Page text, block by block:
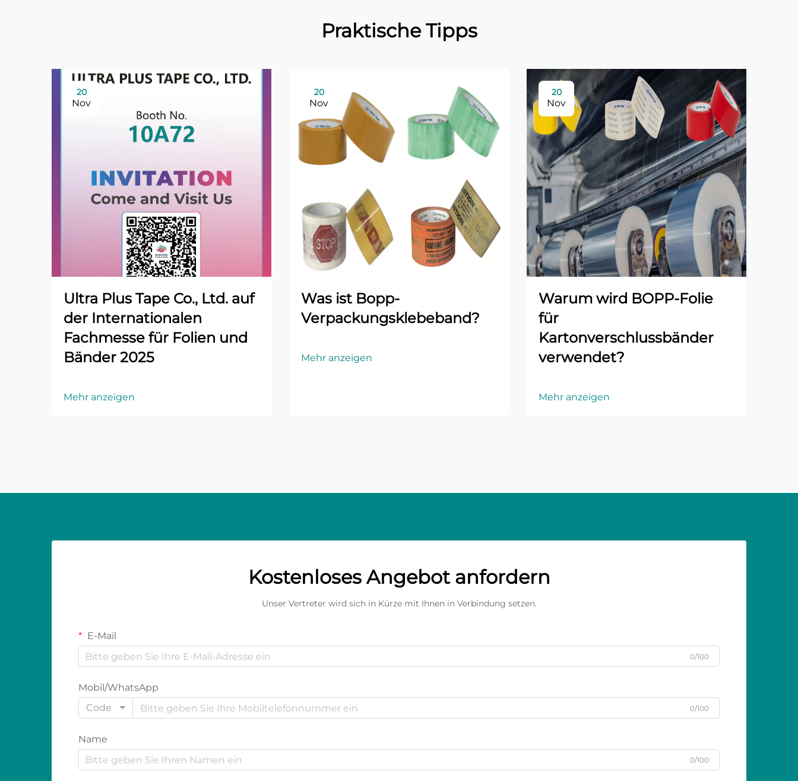
Praktische Tipps
20
Nov
Ultra Plus Tape Co., Ltd. auf
der Internationalen
Fachmesse für Folien und
Bänder 2025
Mehr anzeigen
20
Nov
Was ist Bopp-
Verpackungsklebeband?
Mehr anzeigen
20
Nov
Warum wird BOPP-Folie
für
Kartonverschlussbänder
verwendet?
Mehr anzeigen
Kostenloses Angebot anfordern
Unser Vertreter wird sich in Kürze mit Ihnen in Verbindung setzen.
E-Mail
0/100
Mobil/WhatsApp
Code
0/100
Name
0/100